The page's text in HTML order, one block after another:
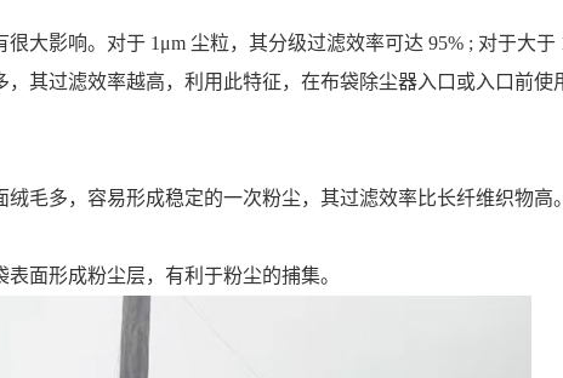
大影响。对于 1μm 尘粒，其分级过滤效率可达 95% ; 对于大于
其过滤效率越高，利用此特征，在布袋除尘器入口或入口前使
毛多，容易形成稳定的一次粉尘，其过滤效率比长纤维织物高。
面形成粉尘层，有利于粉尘的捕集。